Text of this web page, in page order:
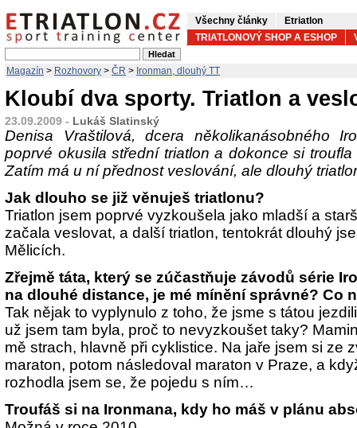
Všechny články
Etriatlon
TRIATLONOVÝ SHOP A ESHOP
Magazín > Rozhovory > ČR > Ironman, dlouhý TT
Kloubí dva sporty. Triatlon a
23.09.2009 - Lukáš Slatinský
Denisa Vraštilová, dcera několikanásobného
poprvé okusila střední triatlon a dokonce si
Zatím má u ní přednost veslování, ale dlouhý
Jak dlouho se již věnuješ triatlonu?
Triatlon jsem poprvé vyzkoušela jako mladší a
začala veslovat, a další triatlon, tentokrát dlouhý
Mělicích.
Zřejmě táta, který se zúčastňuje závodů série
na dlouhé distance, je mé mínění správné? Co
Tak nějak to vyplynulo z toho, že jsme s tátou
už jsem tam byla, proč to nevyzkoušet taky?
mě strach, hlavně při cyklistice. Na jaře jsem si ze
maraton, potom následoval maraton v Praze, a
rozhodla jsem se, že pojedu s ním…
Troufáš si na Ironmana, kdy ho máš v plánu